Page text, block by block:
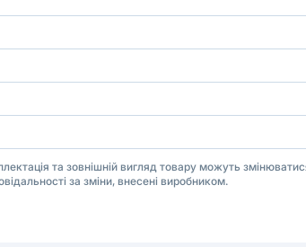
та зовнішній вигляд товару можуть
за зміни, внесені виробником.